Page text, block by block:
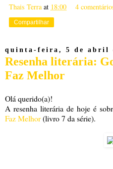
Thais Terra at 18:00 4
Compartilhar
quinta-feira, 5 de abril
Resenha literária:
Faz Melhor
Olá querido(a)!
A resenha literária de hoje é
Faz Melhor(livro 7 da série).